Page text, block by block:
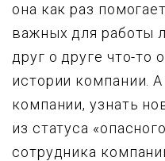
она как раз
важных для работы
друг о друге что-то
истории компании.
компании, узнать
из статуса
сотрудника